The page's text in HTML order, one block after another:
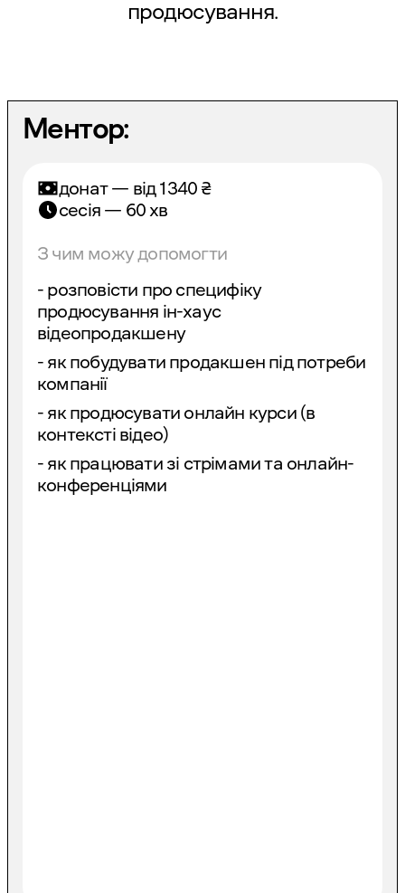
продюсування.
Ментор:
донат — від 1340 ₴
сесія — 60 хв
З чим можу допомогти
- розповісти про специфіку
продюсування ін-хаус
відеопродакшену
- як побудувати продакшен під потреби
компанії
- як продюсувати онлайн курси (в
контексті відео)
- як працювати зі стрімами та онлайн-
конференціями